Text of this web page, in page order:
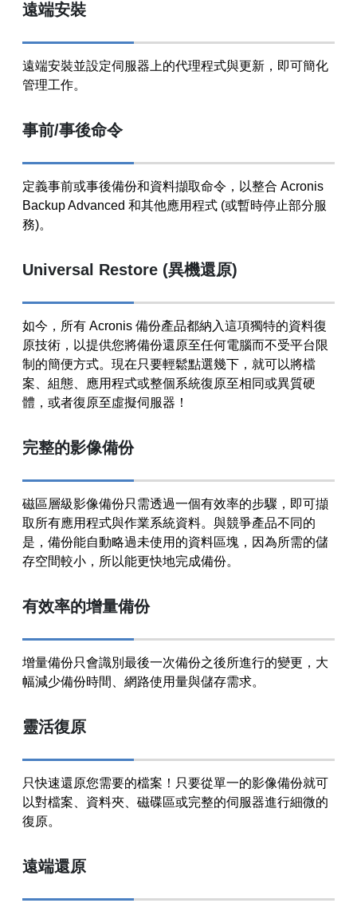
遠端安裝
遠端安裝並設定伺服器上的代理程式與更新，即可簡化
管理工作。
事前/事後命令
定義事前或事後備份和資料擷取命令，以整合 Acronis
Backup Advanced 和其他應用程式 (或暫時停止部分服
務)。
Universal Restore (異機還原)
如今，所有 Acronis 備份產品都納入這項獨特的資料復
原技術，以提供您將備份還原至任何電腦而不受平台限
制的簡便方式。現在只要輕鬆點選幾下，就可以將檔
案、組態、應用程式或整個系統復原至相同或異質硬
體，或者復原至虛擬伺服器！
完整的影像備份
磁區層級影像備份只需透過一個有效率的步驟，即可擷
取所有應用程式與作業系統資料。與競爭產品不同的
是，備份能自動略過未使用的資料區塊，因為所需的儲
存空間較小，所以能更快地完成備份。
有效率的增量備份
增量備份只會識別最後一次備份之後所進行的變更，大
幅減少備份時間、網路使用量與儲存需求。
靈活復原
只快速還原您需要的檔案！只要從單一的影像備份就可
以對檔案、資料夾、磁碟區或完整的伺服器進行細微的
復原。
遠端還原